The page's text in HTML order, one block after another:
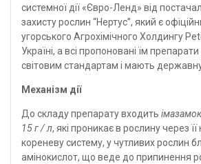
системної дії «Євро-Ленд» від
захисту рослин “Нертус”, який є
угорського Агрохімічного Холдингу
Україні, а всі пропоновані їм
світовим стандартам і мають
Механізм дії
До складу препарату входить
15 г / л, які проникає в рослину через
кореневу систему, у чутливих рослин
амінокислот, що веде до припинення